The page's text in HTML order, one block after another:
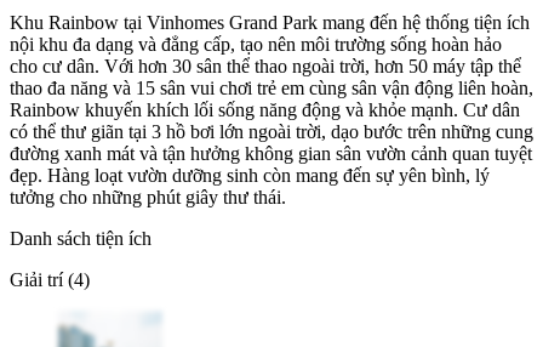
Khu Rainbow tại Vinhomes Grand Park mang đến hệ thống tiện ích
nội khu đa dạng và đẳng cấp, tạo nên môi trường sống hoàn hảo
cho cư dân. Với hơn 30 sân thể thao ngoài trời, hơn 50 máy tập thể
thao đa năng và 15 sân vui chơi trẻ em cùng sân vận động liên hoàn,
Rainbow khuyến khích lối sống năng động và khỏe mạnh. Cư dân
có thể thư giãn tại 3 hồ bơi lớn ngoài trời, dạo bước trên những cung
đường xanh mát và tận hưởng không gian sân vườn cảnh quan tuyệt
đẹp. Hàng loạt vườn dưỡng sinh còn mang đến sự yên bình, lý
tưởng cho những phút giây thư thái.
Danh sách tiện ích
Giải trí (4)